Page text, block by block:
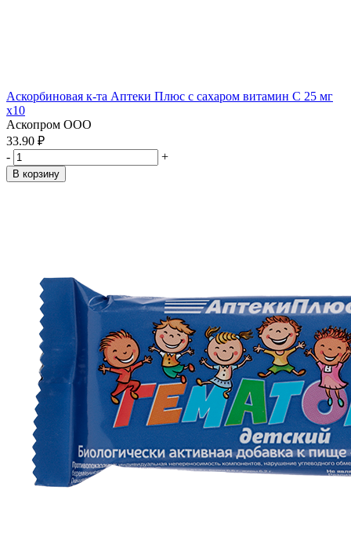
Аскорбиновая к-та Аптеки Плюс с сахаром витамин С 25 мг
x10
Аскопром ООО
33.90 ₽
-
+
В корзину